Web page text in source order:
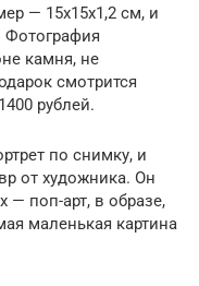
— 15х15х1,2 см, и
Фотография
камня, не
смотрится
рублей.
по снимку, и
от художника. Он
— поп-арт, в образе,
маленькая картина